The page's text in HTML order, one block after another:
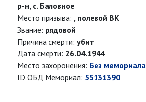
р-н, с. Баловное
Место призыва: , полевой ВК
Звание: рядовой
Причина смерти: убит
Дата смерти: 26.04.1944
Место захоронения: Без мемориала
ID ОБД Мемориал: 55131390